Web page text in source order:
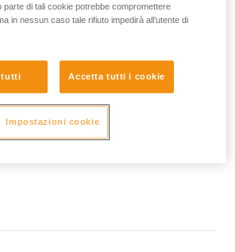
parte di tali cookie potrebbe compromettere
in nessun caso tale rifiuto impedirà all’utente di
tutti Accetta tutti i cookie
Impostazioni cookie